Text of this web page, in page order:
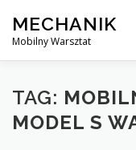
content
MECHANIK
Mobilny Warsztat
MOBILNY MECHANIK
TAG:
MODEL S